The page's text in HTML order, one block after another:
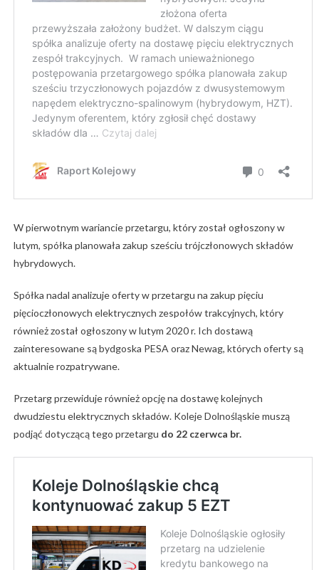
W pierwotnym wariancie przetargu, który został ogłoszony w
lutym, spółka planowała zakup sześciu trójczłonowych składów
hybrydowych.
Spółka nadal analizuje oferty w przetargu na zakup pięciu
pięcioczłonowych elektrycznych zespołów trakcyjnych, który
również został ogłoszony w lutym 2020 r. Ich dostawą
zainteresowane są bydgoska PESA oraz Newag, których oferty są
aktualnie rozpatrywane.
Przetarg przewiduje również opcję na dostawę kolejnych
dwudziestu elektrycznych składów. Koleje Dolnośląskie muszą
podjąć dotyczącą tego przetargu do 22 czerwca br.